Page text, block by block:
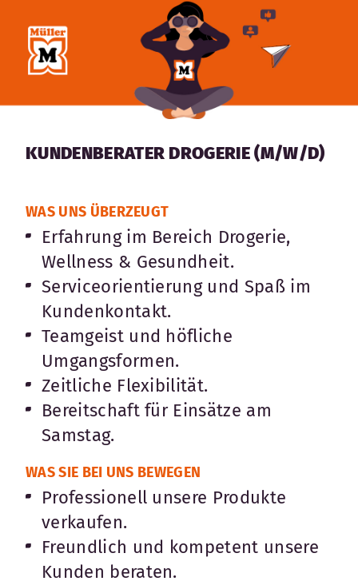
KUNDENBERATER DROGERIE (M/W/D)
WAS UNS ÜBERZEUGT
Erfahrung im Bereich Drogerie,
Wellness & Gesundheit.
Serviceorientierung und Spaß im
Kundenkontakt.
Teamgeist und höfliche
Umgangsformen.
Zeitliche Flexibilität.
Bereitschaft für Einsätze am
Samstag.
WAS SIE BEI UNS BEWEGEN
Professionell unsere Produkte
verkaufen.
Freundlich und kompetent unsere
Kunden beraten.